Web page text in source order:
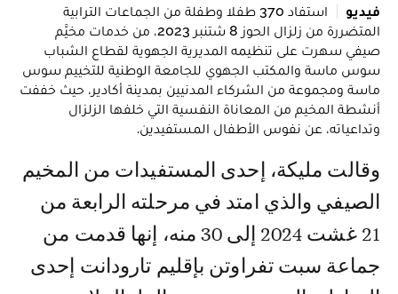
فيديو
استفاد 370 طفلا وطفلة من الجماعات الترابية
المتضررة من زلزال الحوز 8 شتنبر 2023، من خدمات مخيَّم
صيفي سهرت على تنظيمه المديرية الجهوية لقطاع الشباب
سوس ماسة والمكتب الجهوي للجامعة الوطنية للتخييم سوس
ماسة ومجموعة من الشركاء المدنيين بمدينة أكادير، حيث خففت
أنشطة المخيم من المعاناة النفسية التي خلفها الزلزال
وتداعياته، عن نفوس الأطفال المستفيدين.
وقالت مليكة، إحدى المستفيدات من المخيم
الصيفي والذي امتد في مرحلته الرابعة من
21 غشت 2024 إلى 30 منه، إنها قدمت من
جماعة سبت تفراوتن بإقليم تارودانت إحدى